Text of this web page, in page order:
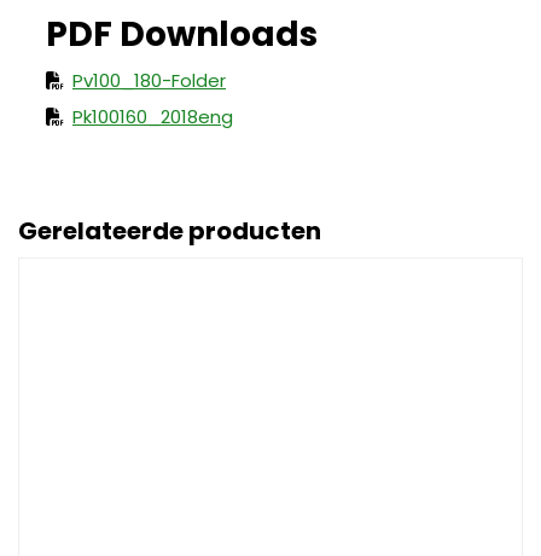
Pv100_180-Folder
Pk100160_2018eng
Gerelateerde producten